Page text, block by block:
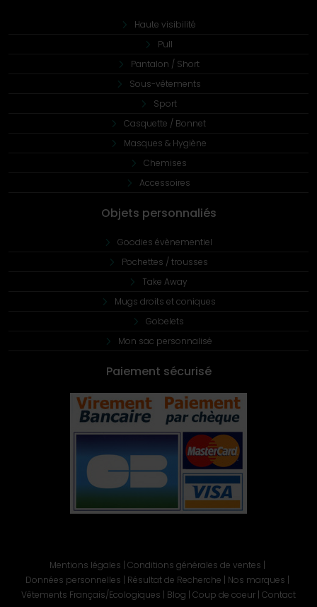
Haute visibilité
Pull
Pantalon / Short
Sous-vêtements
Sport
Casquette / Bonnet
Masques & Hygiène
Chemises
Accessoires
Objets personnaliés
Goodies évènementiel
Pochettes / trousses
Take Away
Mugs droits et coniques
Gobelets
Mon sac personnalisé
Paiement sécurisé
Mentions légales | Conditions générales de ventes |
Données personnelles | Résultat de Recherche | Nos marques |
Vêtements Français/Ecologiques | Blog | Coup de coeur | Contact